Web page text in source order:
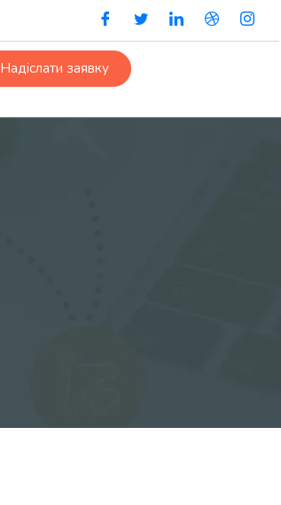
Надіслати заявку